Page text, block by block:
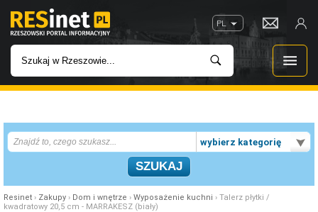
PL
INWESTYCJE
IMPREZY
wybierz kategorię
Resinet › Zakupy › Dom i wnętrze › Wyposażenie kuchni › Talerz płytki /
kwadratowy 20,5 cm - MARRAKESZ (biały)